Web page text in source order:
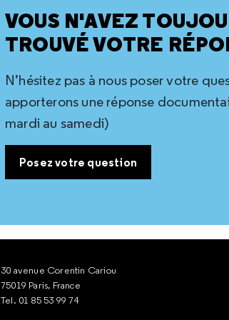
VOUS N'AVEZ
TROUVÉ VOTRE
N’hésitez pas à nous poser votre
apporterons une réponse
mardi au samedi)
Posez votre question
30 avenue Corentin Cariou
75019 Paris, France
Tel. 01 85 53 99 74